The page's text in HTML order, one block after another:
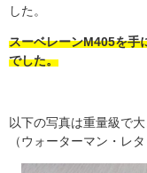
した。
スーベレーンM405を手
でした。
以下の写真は重量級で
（ウォーターマン・レ